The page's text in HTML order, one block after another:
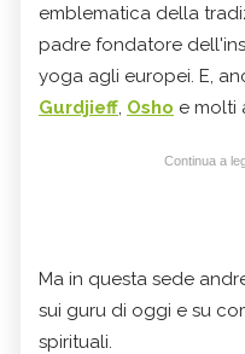
emblematica della
padre fondatore
yoga agli europei. E,
Gurdjieff, Osho e molti
Continua a
Ma in questa sede
sui guru di oggi e su
spirituali.